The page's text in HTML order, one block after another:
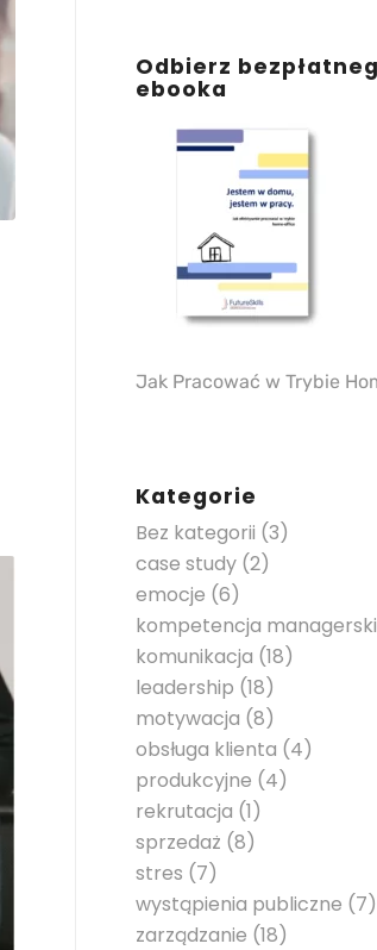
Odbierz
ebooka
Jak Pracować w Trybie
Kategorie
Bez kategorii (3)
case study (2)
emocje (6)
kompetencja
komunikacja (18)
leadership (18)
motywacja (8)
obsługa klienta (4)
produkcyjne (4)
rekrutacja (1)
sprzedaż (8)
stres (7)
wystąpienia publiczne (7)
zarządzanie (18)